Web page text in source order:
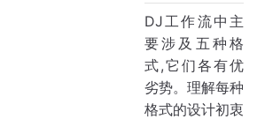
DJ工作流中主
要涉及五种格
式,它们各有优
劣势。理解每种
格式的设计初衷